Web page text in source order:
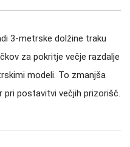
3-metrske dolžine traku
za pokritje večje razdalje
modeli. To zmanjša
postavitvi večjih prizorišč.